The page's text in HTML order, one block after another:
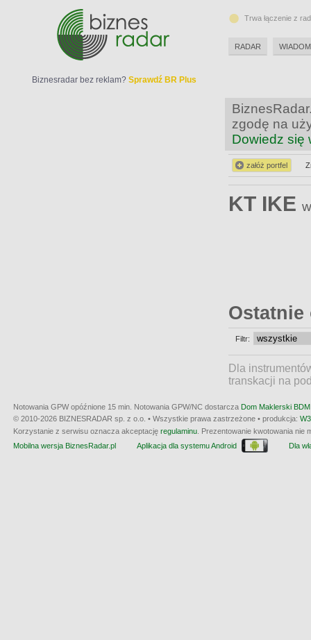
zgodę na
Dowiedz się
załóż portfel
KT IKE
Ostatnie
Filtr:
Dla
transkacji na
Biznesradar bez reklam? Sprawdź BR Plus
Trwa łączenie z
RADAR
Notowania GPW opóźnione 15 min. Notowania GPW/NC dostarcza Dom Maklerski
© 2010-2026 BIZNESRADAR sp. z o.o. • Wszystkie prawa zastrzeżone • produkcja:
Korzystanie z serwisu oznacza akceptację regulaminu . Prezentowanie kwotowania
Mobilna wersja BiznesRadar.pl
Aplikacja dla systemu Android Dla